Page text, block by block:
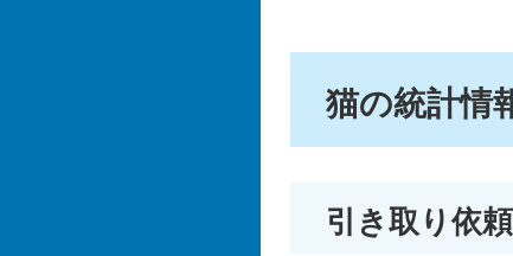
猫の統計情
引き取り依